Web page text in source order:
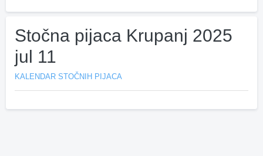
Stočna pijaca Krupanj 2025
jul 11
KALENDAR STOČNIH PIJACA